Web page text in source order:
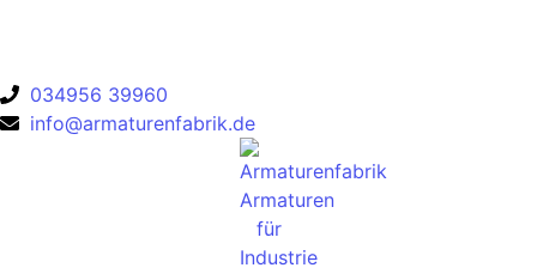
034956 39960
info@armaturenfabrik.de